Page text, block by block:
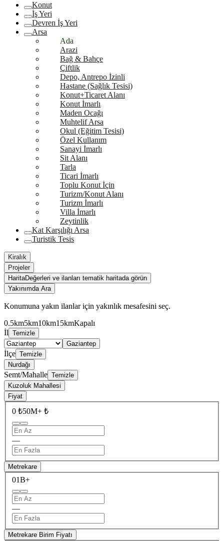
Konut
İş Yeri
Devren İş Yeri
Arsa
Ada
Arazi
Bağ & Bahçe
Çiftlik
Depo, Antrepo İzinli
Hastane (Sağlık Tesisi)
Konut+Ticaret Alanı
Konut İmarlı
Maden Ocağı
Muhtelif Arsa
Okul (Eğitim Tesisi)
Özel Kullanım
Sanayi İmarlı
Sit Alanı
Tarla
Ticari İmarlı
Toplu Konut İçin
Turizm/Konut Alanı
Turizm İmarlı
Villa İmarlı
Zeytinlik
Kat Karşılığı Arsa
Turistik Tesis
Kiralık
Projeler
HaritaDeğerleri ve ilanları tematik haritada görün
Yakınımda Ara
Konumuna yakın ilanlar için yakınlık mesafesini seç.
0.5km5km10km15kmKapalı
İl Temizle
Gaziantep
İlçe Temizle
Nurdağı
Semt/Mahalle Temizle
Kuzoluk Mahallesi
Fiyat
0 ₺50M+ ₺
—
Metrekare
01B+
—
Metrekare Birim Fiyatı